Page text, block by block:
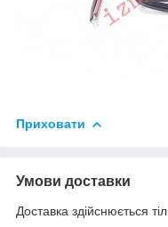
Приховати
Умови доставки
Доставка здійснюється